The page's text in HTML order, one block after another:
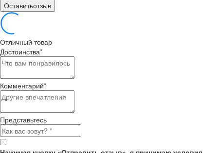
Оставитьотзыв
Отличный товар
Достоинства*
Комментарий*
Представьтесь